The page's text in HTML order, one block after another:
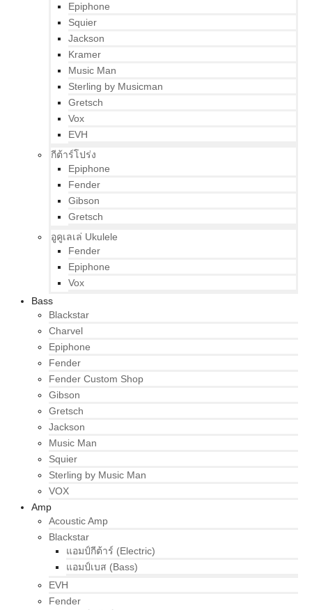
Epiphone
Squier
Jackson
Kramer
Music Man
Sterling by Musicman
Gretsch
Vox
EVH
กีต้าร์โปร่ง
Epiphone
Fender
Gibson
Gretsch
อูคูเลเล่ Ukulele
Fender
Epiphone
Vox
Bass
Blackstar
Charvel
Epiphone
Fender
Fender Custom Shop
Gibson
Gretsch
Jackson
Music Man
Squier
Sterling by Music Man
VOX
Amp
Acoustic Amp
Blackstar
แอมป์กีต้าร์ (Electric)
แอมป์เบส (Bass)
EVH
Fender